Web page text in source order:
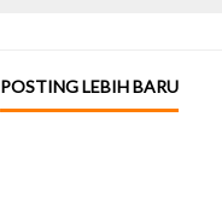
POSTING LEBIH BARU